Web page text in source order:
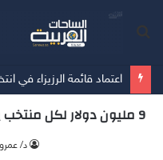
اعتماد قائمة الرزيزاء في
9 مليون دولار لكل منتخب يغادر كأس العالم من الدور الأول
د/